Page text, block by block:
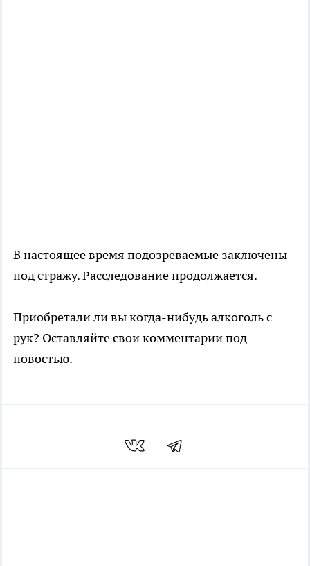
В настоящее время подозреваемые заключены
под стражу. Расследование продолжается.
Приобретали ли вы когда-нибудь алкоголь с
рук? Оставляйте свои комментарии под
новостью.